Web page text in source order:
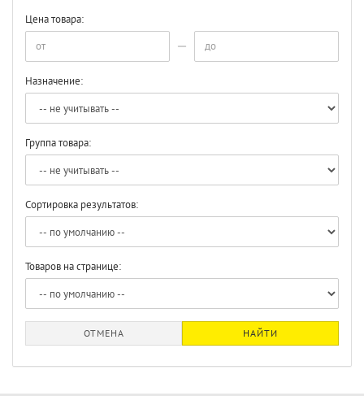
Цена товара:
Назначение:
Группа товара:
Сортировка результатов:
Товаров на странице:
ОТМЕНА НАЙТИ